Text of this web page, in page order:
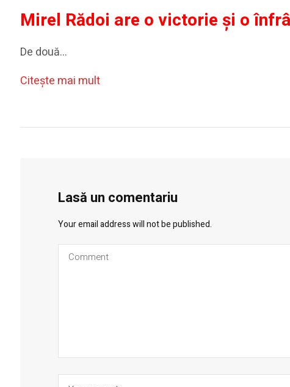
Mirel Rădoi are o victorie şi o
De două…
Citeşte mai mult
Lasă un comentariu
Your email address will not be published.